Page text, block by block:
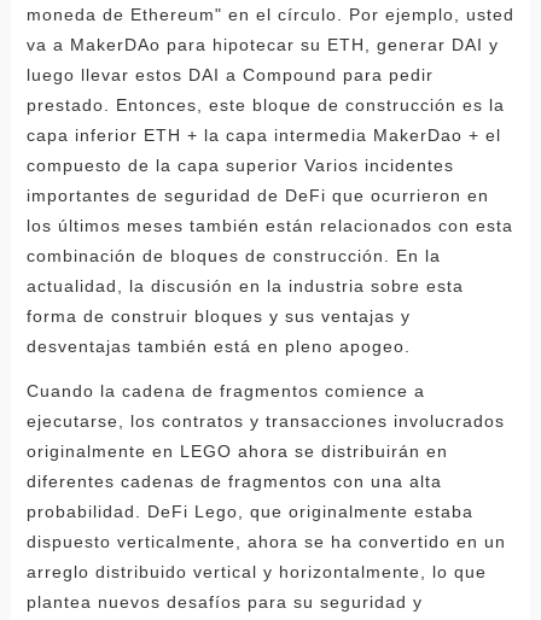
moneda de Ethereum" en el círculo. Por ejemplo, usted
va a MakerDAo para hipotecar su ETH, generar DAI y
luego llevar estos DAI a Compound para pedir
prestado. Entonces, este bloque de construcción es la
capa inferior ETH + la capa intermedia MakerDao + el
compuesto de la capa superior Varios incidentes
importantes de seguridad de DeFi que ocurrieron en
los últimos meses también están relacionados con esta
combinación de bloques de construcción. En la
actualidad, la discusión en la industria sobre esta
forma de construir bloques y sus ventajas y
desventajas también está en pleno apogeo.
Cuando la cadena de fragmentos comience a
ejecutarse, los contratos y transacciones involucrados
originalmente en LEGO ahora se distribuirán en
diferentes cadenas de fragmentos con una alta
probabilidad. DeFi Lego, que originalmente estaba
dispuesto verticalmente, ahora se ha convertido en un
arreglo distribuido vertical y horizontalmente, lo que
plantea nuevos desafíos para su seguridad y